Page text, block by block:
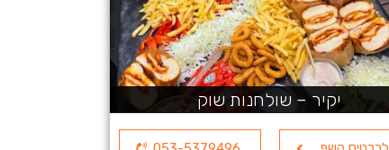
יקיר – שולחנות שוק